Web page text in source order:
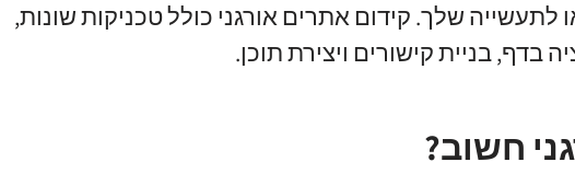
לתעשייה שלך. קידום אתרים אורגני כולל טכניקות שונות,
בדף, בניית קישורים ויצירת תוכן.
חשוב?